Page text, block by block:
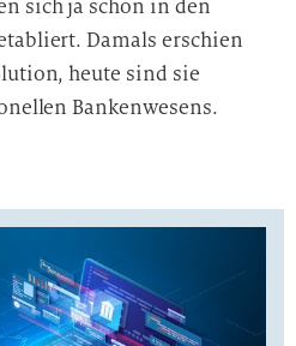
sich ja schon in den
Damals erschien
heute sind sie
Bankenwesens.